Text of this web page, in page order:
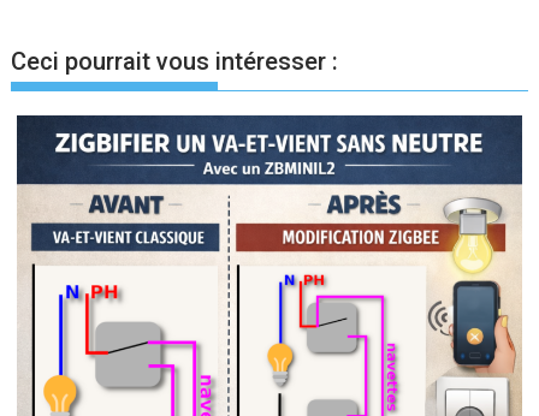
Ceci pourrait vous intéresser :